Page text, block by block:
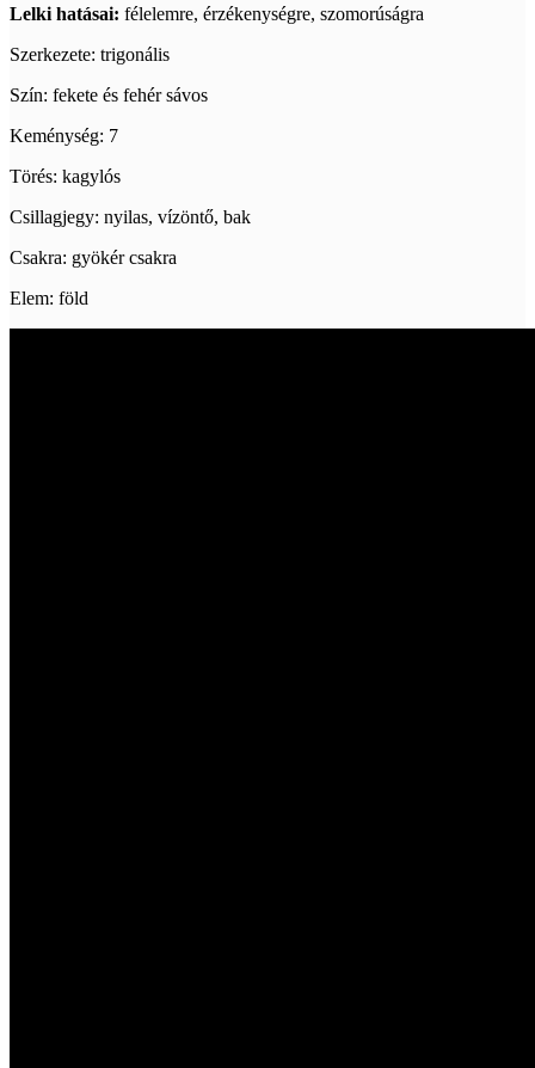
Lelki hatásai: félelemre, érzékenységre, szomorúságra
Szerkezete: trigonális
Szín: fekete és fehér sávos
Keménység: 7
Törés: kagylós
Csillagjegy: nyilas, vízöntő, bak
Csakra: gyökér csakra
Elem: föld